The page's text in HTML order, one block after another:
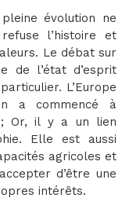
évolution ne
l’histoire et
Le débat sur
de l’état d’esprit
L’Europe
a commencé à
; Or, il y a un lien
Elle est aussi
agricoles et
d’être une
intérêts.